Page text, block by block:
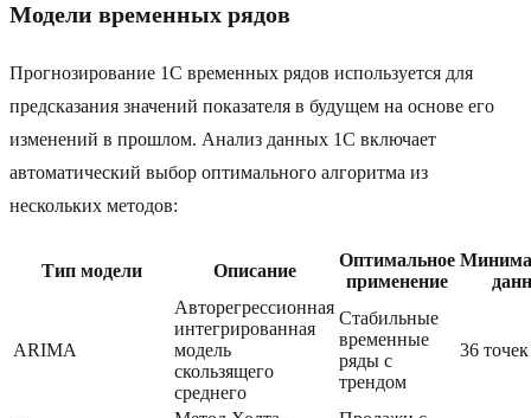
Модели временных рядов
Прогнозирование 1С временных рядов используется для
предсказания значений показателя в будущем на основе его
изменений в прошлом. Анализ данных 1С включает
автоматический выбор оптимального алгоритма из
нескольких методов:
Тип модели Описание
Оптимальное
применение
ARIMA
Авторегрессионная
интегрированная
модель
скользящего
среднего
Стабильные
временные
ряды с
трендом
36 точек